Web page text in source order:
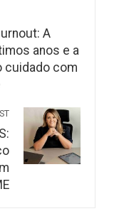
A
anos e a
cuidado com